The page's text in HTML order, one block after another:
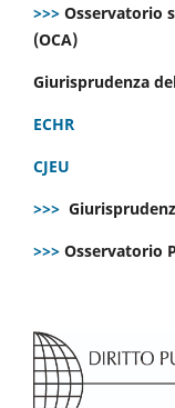
>>> Osservatorio
(OCA)
Giurisprudenza
ECHR
CJEU
>>>
>>> Osservatorio